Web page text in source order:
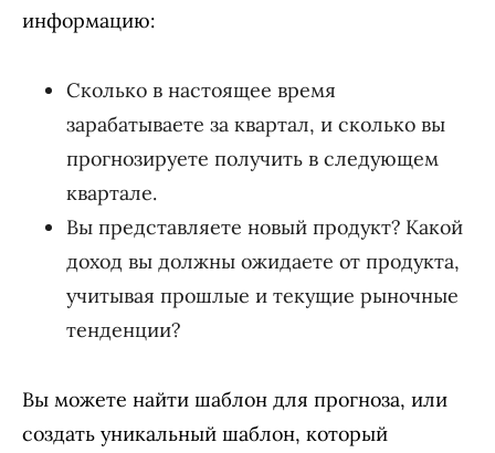
информацию:
Сколько в настоящее время
зарабатываете за квартал, и сколько вы
прогнозируете получить в следующем
квартале.
Вы представляете новый продукт? Какой
доход вы должны ожидаете от продукта,
учитывая прошлые и текущие рыночные
тенденции?
Вы можете найти шаблон для прогноза, или
создать уникальный шаблон, который